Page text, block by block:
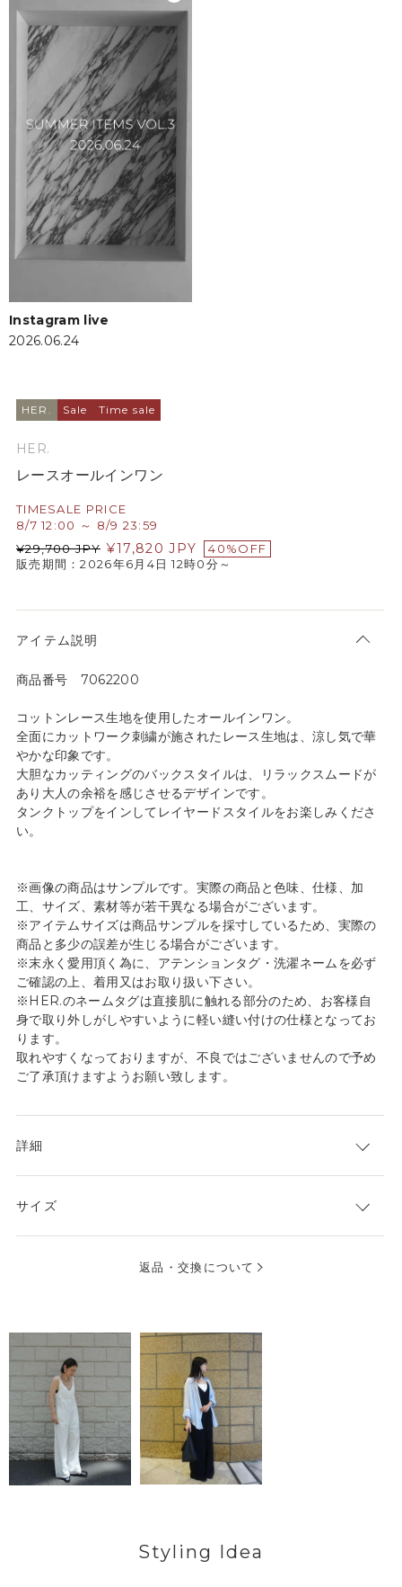
Instagram live
2026.06.24
HER. Sale Time sale
HER.
レースオールインワン
TIMESALE PRICE
8/7 12:00 ～ 8/9 23:59
¥29,700 JPY ¥17,820 JPY
40%OFF
販売期間：2026年6月4日 12時0分～
アイテム説明
商品番号 7062200
コットンレース生地を使用したオールインワン。
全面にカットワーク刺繍が施されたレース生地は、涼し気で華
やかな印象です。
大胆なカッティングのバックスタイルは、リラックスムードが
あり大人の余裕を感じさせるデザインです。
タンクトップをインしてレイヤードスタイルをお楽しみくださ
い。
※画像の商品はサンプルです。実際の商品と色味、仕様、加
工、サイズ、素材等が若干異なる場合がございます。
※アイテムサイズは商品サンプルを採寸しているため、実際の
商品と多少の誤差が生じる場合がございます。
※末永く愛用頂く為に、アテンションタグ・洗濯ネームを必ず
ご確認の上、着用又はお取り扱い下さい。
※HER.のネームタグは直接肌に触れる部分のため、お客様自
身で取り外しがしやすいように軽い縫い付けの仕様となってお
ります。
取れやすくなっておりますが、不良ではございませんので予め
ご了承頂けますようお願い致します。
詳細
サイズ
返品・交換について
Styling Idea